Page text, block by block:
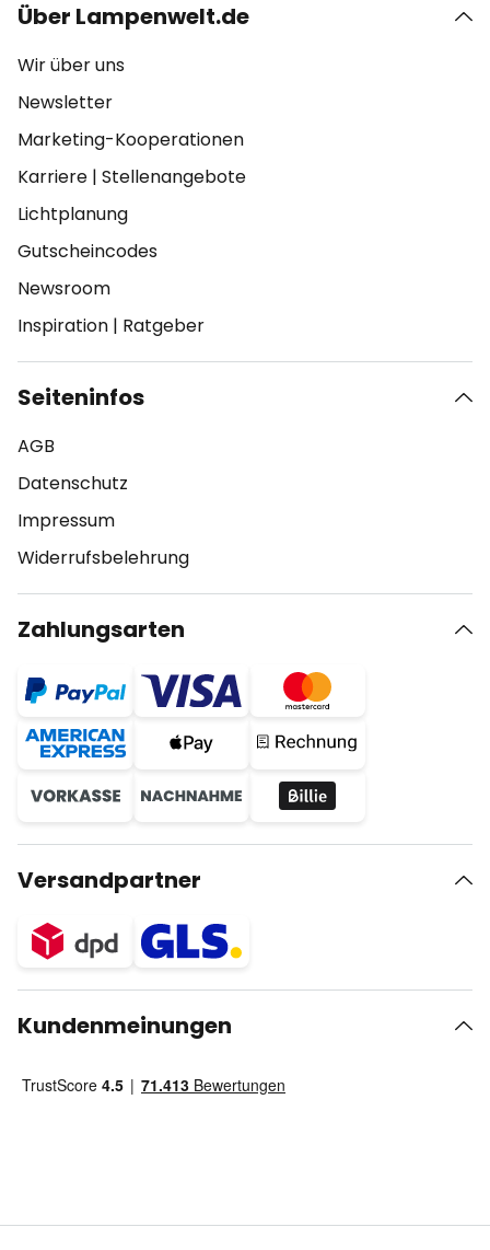
Über Lampenwelt.de
Wir über uns
Newsletter
Marketing-Kooperationen
Karriere | Stellenangebote
Lichtplanung
Gutscheincodes
Newsroom
Inspiration | Ratgeber
Seiteninfos
AGB
Datenschutz
Impressum
Widerrufsbelehrung
Zahlungsarten
Versandpartner
Kundenmeinungen